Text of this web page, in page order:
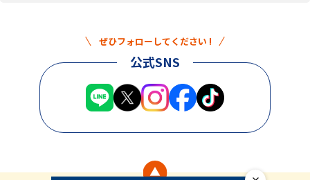
ぜひフォローしてください !
公式SNS